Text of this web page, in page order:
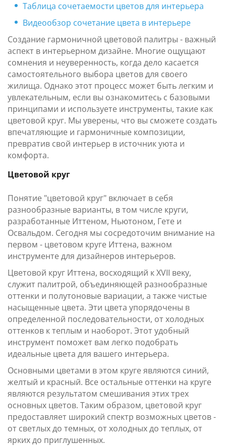
Таблица сочетаемости цветов для интерьера
Видеообзор сочетание цвета в интерьере
Создание гармоничной цветовой палитры - важный
аспект в интерьерном дизайне. Многие ощущают
сомнения и неуверенность, когда дело касается
самостоятельного выбора цветов для своего
жилища. Однако этот процесс может быть легким и
увлекательным, если вы ознакомитесь с базовыми
принципами и используете инструменты, такие как
цветовой круг. Мы уверены, что вы сможете создать
впечатляющие и гармоничные композиции,
превратив свой интерьер в источник уюта и
комфорта.
Цветовой круг
Понятие "цветовой круг" включает в себя
разнообразные варианты, в том числе круги,
разработанные Иттеном, Ньютоном, Гете и
Освальдом. Сегодня мы сосредоточим внимание на
первом - цветовом круге Иттена, важном
инструменте для дизайнеров интерьеров.
Цветовой круг Иттена, восходящий к XVII веку,
служит палитрой, объединяющей разнообразные
оттенки и полутоновые вариации, а также чистые
насыщенные цвета. Эти цвета упорядочены в
определенной последовательности, от холодных
оттенков к теплым и наоборот. Этот удобный
инструмент поможет вам легко подобрать
идеальные цвета для вашего интерьера.
Основными цветами в этом круге являются синий,
желтый и красный. Все остальные оттенки на круге
являются результатом смешивания этих трех
основных цветов. Таким образом, цветовой круг
предоставляет широкий спектр возможных цветов -
от светлых до темных, от холодных до теплых, от
ярких до приглушенных.